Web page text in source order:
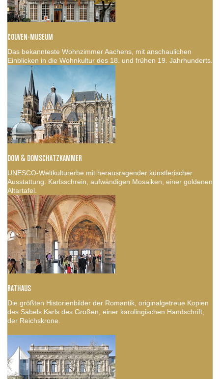
COUVEN-MUSEUM
Das bekannteste Wohnzimmer Aachens, mit anschaulichen
Einblicken in die Wohnkultur des 18. und frühen 19. Jahrhunderts.
DOM & DOMSCHATZKAMMER
UNESCO-Weltkulturerbe mit herausragender künstlerischer
Ausstattung: Karlsschrein, aufwändigen Mosaiken, einer goldenen
Altartafel.
RATHAUS
Die größten Historienbilder der Romantik, originalgetreue Kopien
des Säbels Karls des Großen, einer karolingischen Handschrift,
der Reichskrone.